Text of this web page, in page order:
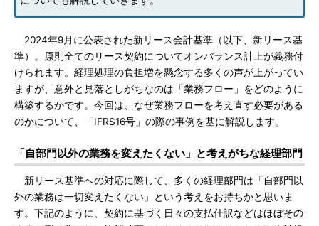
2024年9月に公表された新リース会計基準（以下、新リース基
準）。原則全てのリース契約についてオンバランス計上が義務付
けられます。経理処理の負担増を懸念する多くの声が上がってい
ますが、意外と見落としがちなのは「業務フロー」をどのように
構築するかです。今回は、なぜ業務フローを考え直す必要がある
のかについて、「IFRS16号」の際の事例を基に解説します。
「自部門以外の業務を変えたくない」と考えがちな経理部門
新リース基準への対応に際して、多くの経理部門は「自部門以
外の業務は一切変えたくない」という考えをお持ちかと思いま
す。下記のように、契約に基づく日々の支払仕訳などはほぼその